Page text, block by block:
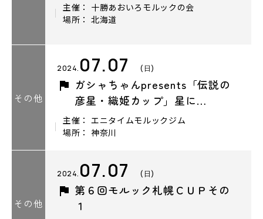
主催： 十勝あおいろモルックの会
場所： 北海道
その他
2024. 07.07 (日)
ガシャちゃんpresents「伝説の
彦星・織姫カップ」星に…
主催： エニタイムモルックジム
場所： 神奈川
その他
2024. 07.07 (日)
第６回モルック札幌ＣＵＰその
１